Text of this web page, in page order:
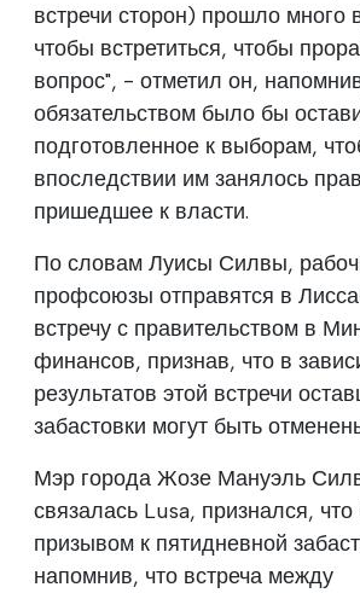
встречи сторон) прошло много
чтобы встретиться, чтобы
вопрос", - отметил он,
обязательством было бы
подготовленное к выборам,
впоследствии им занялось
пришедшее к власти.
По словам Луисы Силвы,
профсоюзы отправятся в
встречу с правительством в
финансов, признав, что в
результатов этой встречи
забастовки могут быть
Мэр города Жозе Мануэль
связалась Lusa, признался,
призывом к пятидневной
напомнив, что встреча между